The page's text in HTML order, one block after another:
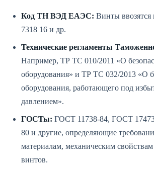
Код ТН ВЭД ЕАЭС: Винты ввозятся
7318 16 и др.
Технические регламенты
Например, ТР ТС 010/2011 «О
оборудования» и ТР ТС 032/2013 «О
оборудования, работающего под
давлением».
ГОСТы: ГОСТ 11738-84, ГОСТ
80 и другие, определяющие
материалам, механическим
винтов.